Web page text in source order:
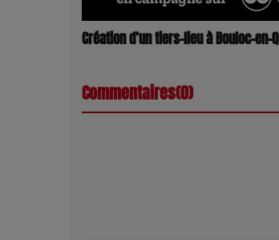
Création d’un tiers-lieu à Bouloc-en-
Commentaires(0)